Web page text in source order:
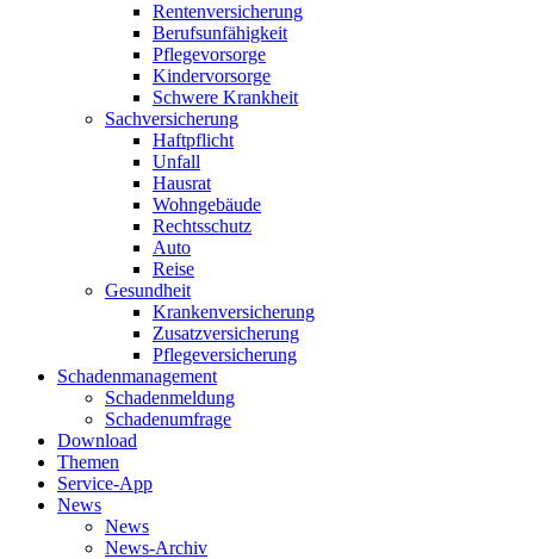
Rentenversicherung
Berufsunfähigkeit
Pflegevorsorge
Kindervorsorge
Schwere Krankheit
Sachversicherung
Haftpflicht
Unfall
Hausrat
Wohngebäude
Rechtsschutz
Auto
Reise
Gesundheit
Krankenversicherung
Zusatzversicherung
Pflegeversicherung
Schadenmanagement
Schadenmeldung
Schadenumfrage
Download
Themen
Service-App
News
News
News-Archiv